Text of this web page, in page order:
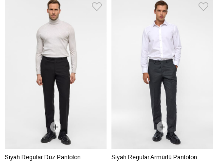
Siyah Regular Düz Pantolon Siyah Regular Armürlü Pantolon